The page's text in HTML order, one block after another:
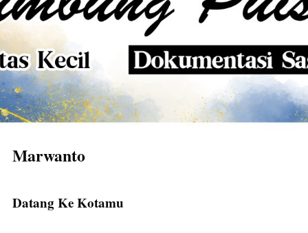
Marwanto
Datang Ke Kotamu